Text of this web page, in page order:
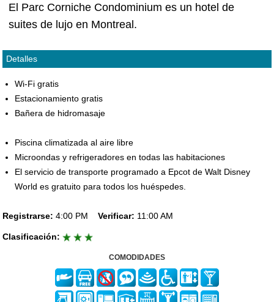
El Parc Corniche Condominium es un hotel de
suites de lujo en Montreal.
Detalles
Wi-Fi gratis
Estacionamiento gratis
Bañera de hidromasaje
Piscina climatizada al aire libre
Microondas y refrigeradores en todas las habitaciones
El servicio de transporte programado a Epcot de Walt Disney
World es gratuito para todos los huéspedes.
Registrarse: 4:00 PM Verificar: 11:00 AM
Clasificación:
COMODIDADES